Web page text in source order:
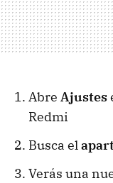
Abre Ajustes
Redmi
Busca el
Verás una